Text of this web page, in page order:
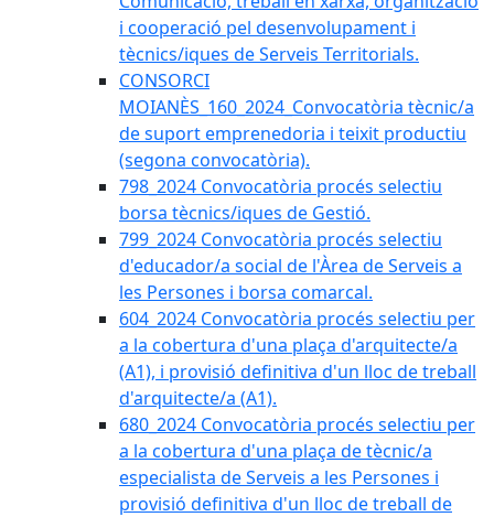
i cooperació pel desenvolupament i
tècnics/iques de Serveis Territorials.
CONSORCI
MOIANÈS_160_2024_Convocatòria tècnic/a
de suport emprenedoria i teixit productiu
(segona convocatòria).
798_2024 Convocatòria procés selectiu
borsa tècnics/iques de Gestió.
799_2024 Convocatòria procés selectiu
d'educador/a social de l'Àrea de Serveis a
les Persones i borsa comarcal.
604_2024 Convocatòria procés selectiu per
a la cobertura d'una plaça d'arquitecte/a
(A1), i provisió definitiva d'un lloc de treball
d'arquitecte/a (A1).
680_2024 Convocatòria procés selectiu per
a la cobertura d'una plaça de tècnic/a
especialista de Serveis a les Persones i
provisió definitiva d'un lloc de treball de